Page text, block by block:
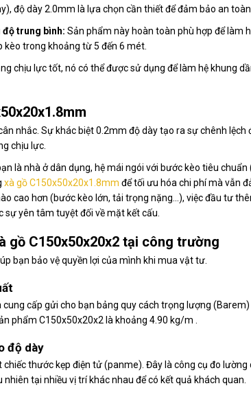
độ dày 2.0mm là lựa chọn cần thiết để đảm bảo an
độ trung bình: Sản phẩm này hoàn toàn phù hợp để làm
trong khoảng từ 5 đến 6 mét.
chịu lực tốt, nó có thể được sử dụng để làm hệ khung
nhắc. Sự khác biệt 0.2mm độ dày tạo ra sự chênh lệch
chịu lực.
là nhà ở dân dụng, hệ mái ngói với bước kèo tiêu
xà gồ C150x50x20x1.8mm để tối ưu hóa chi phí mà vẫn
cao hơn (bước kèo lớn, tải trọng nặng...), việc đầu tư
yên tâm tuyệt đối về mặt kết cấu.
gồ C150x50x20x2 tại công trường
bạn bảo vệ quyền lợi của mình khi mua vật tư.
cấp gửi cho bạn bảng quy cách trọng lượng
phẩm C150x50x20x2 là khoảng 4.90 kg/m .
độ dày
thước kẹp điện tử (panme). Đây là công cụ đo
tại nhiều vị trí khác nhau để có kết quả khách quan.